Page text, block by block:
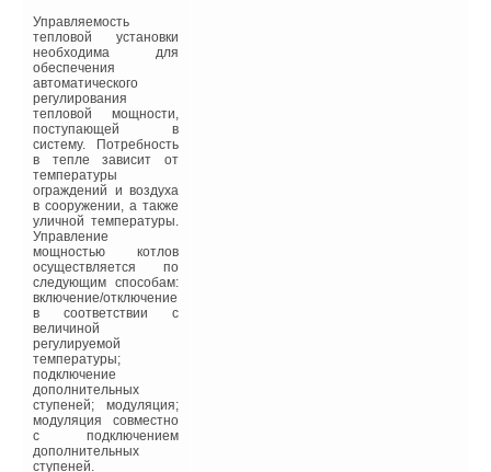
Управляемость
тепловой установки
необходима для
обеспечения
автоматического
регулирования
тепловой мощности,
поступающей в
систему. Потребность
в тепле зависит от
температуры
ограждений и воздуха
в сооружении, а также
уличной температуры.
Управление
мощностью котлов
осуществляется по
следующим способам:
включение/отключение
в соответствии с
величиной
регулируемой
температуры;
подключение
дополнительных
ступеней; модуляция;
модуляция совместно
с подключением
дополнительных
ступеней.